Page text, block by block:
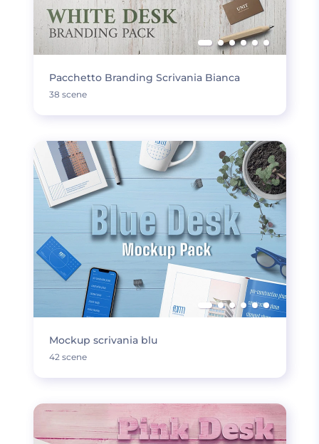
Pacchetto Branding Scrivania Bianca
38 scene
Mockup scrivania blu
42 scene